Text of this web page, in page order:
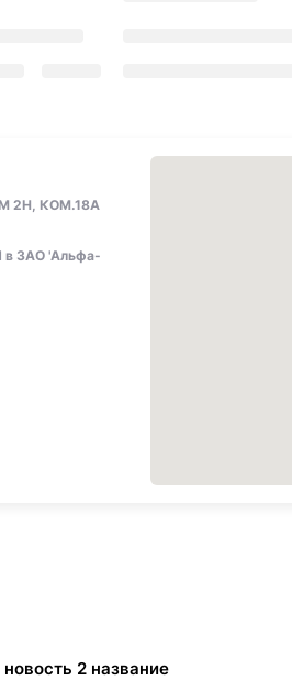
2Н, КОМ.18А
в ЗАО 'Альфа-
2 название